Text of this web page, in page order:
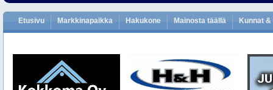
Etusivu Markkinapaikka Hakukone Mainosta täällä Kunnat